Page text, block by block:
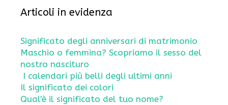
Articoli in evidenza
Significato degli anniversari di matrimonio
Maschio o femmina? Scopriamo il sesso del
nostro nascituro
I calendari più belli degli ultimi anni
Il significato dei colori
Qual'è il significato del tuo nome?